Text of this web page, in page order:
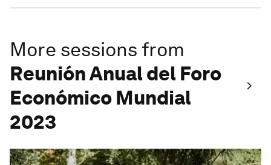
More sessions from
Reunión Anual del Foro
Económico Mundial
2023